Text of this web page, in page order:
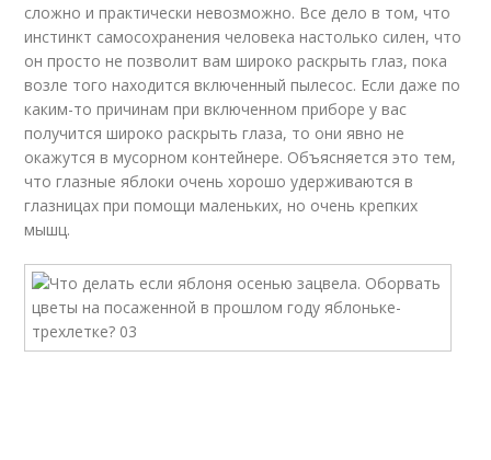
сложно и практически невозможно. Все дело в том, что
инстинкт самосохранения человека настолько силен, что
он просто не позволит вам широко раскрыть глаз, пока
возле того находится включенный пылесос. Если даже по
каким-то причинам при включенном приборе у вас
получится широко раскрыть глаза, то они явно не
окажутся в мусорном контейнере. Объясняется это тем,
что глазные яблоки очень хорошо удерживаются в
глазницах при помощи маленьких, но очень крепких
мышц.